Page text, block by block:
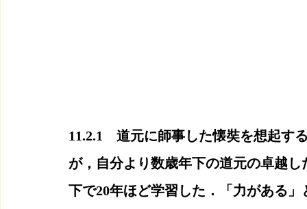
11.2.1　道元に師事した懐奘を想起す
が，自分より数歳年下の道元の卓越
下で20年ほど学習した．「力がある